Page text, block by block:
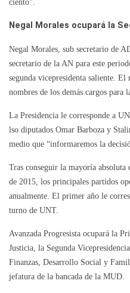
Negal Morales ocupará la
Negal Morales, sub secretario de
secretario de la AN para este
segunda vicepresidenta saliente.
nombres de los demás cargos para
La Presidencia le corresponde a
lso diputados Omar Barboza y
medio que “informaremos la
Tras conseguir la mayoría
de 2015, los principales partidos
anualmente. El primer año le
turno de UNT.
Avanzada Progresista ocupará la
Justicia, la Segunda
Finanzas, Desarrollo Social y
jefatura de la bancada de la MUD.